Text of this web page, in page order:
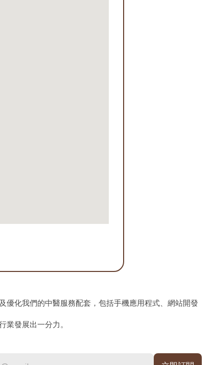
優化我們的中醫服務配套，包括手機應用程式、網站開發
業發展出一分力。